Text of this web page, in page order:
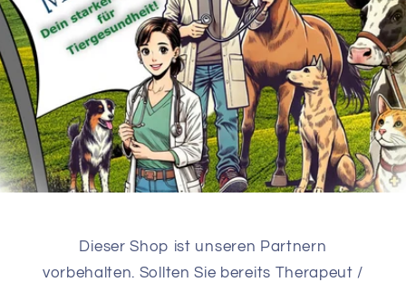
Dieser Shop ist unseren Partnern
vorbehalten. Sollten Sie bereits Therapeut /